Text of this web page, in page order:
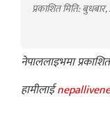
प्रकाशित मिति:
नेपाललाइभमा
हामीलाई